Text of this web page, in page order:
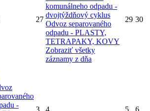
27
komunálneho odpadu -
dvojtýždňový cyklus
Odvoz separovaného
odpadu - PLASTY,
TETRAPAKY, KOVY
Zobraziť všetky
záznamy z dňa
29 30
-